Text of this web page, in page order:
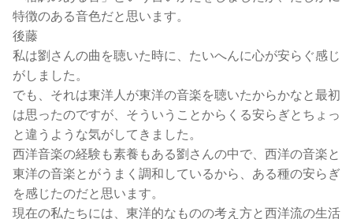
特徴のある音色だと思います。
後藤
私は劉さんの曲を聴いた時に、たいへんに心が安らぐ感じ
がしました。
でも、それは東洋人が東洋の音楽を聴いたからかなと最初
は思ったのですが、そういうことからくる安らぎとちょっ
と違うような気がしてきました。
西洋音楽の経験も素養もある劉さんの中で、西洋の音楽と
東洋の音楽とがうまく調和しているから、ある種の安らぎ
を感じたのだと思います。
現在の私たちには、東洋的なものの考え方と西洋流の生活